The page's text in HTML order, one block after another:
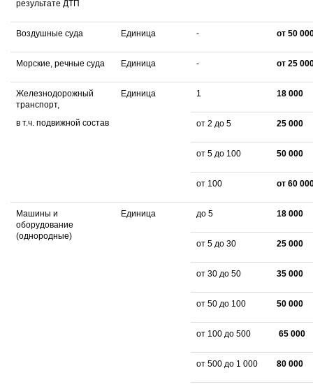
результате ДТП
Воздушные суда Единица - от 50
Морские, речные суда Единица - от 25
Железнодорожный
транспорт,
в т.ч. подвижной состав
Единица 1 18 000
от 2 до 5 25 000
от 5 до 100 50 000
от 100 от 60
Машины и
оборудование
(однородные)
Единица до 5 18 000
от 5 до 30 25 000
от 30 до 50 35 000
от 50 до 100 50 000
от 100 до 500 65 000
от 500 до 1 000 80 000